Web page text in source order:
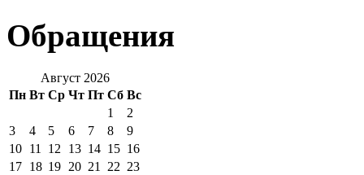
Обращения
Август 2026
Пн Вт Ср Чт Пт Сб Вс
1
2
3
4 5 6 7 8
9
10 11 12 13 14 15 16
17 18 19 20 21 22 23